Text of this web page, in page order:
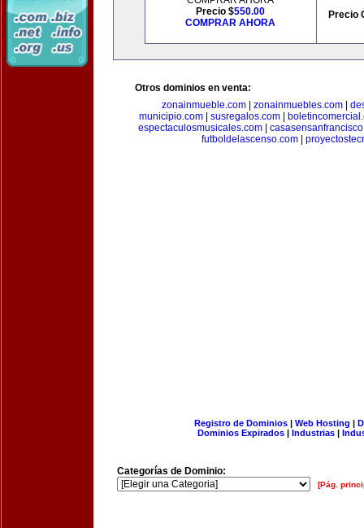
Precio $550.00
COMPRAR AHORA
Precio
Otros dominios en venta:
zonainmueble.com
zonainmuebles.com
municipio.com| susregalos.com|
espectaculosmusicales.com|
futboldelascenso.com
Registro de Dominios| Web Hosting |
Dominios Expirados | Industrias |
Categorías de Dominio:
[Pág.